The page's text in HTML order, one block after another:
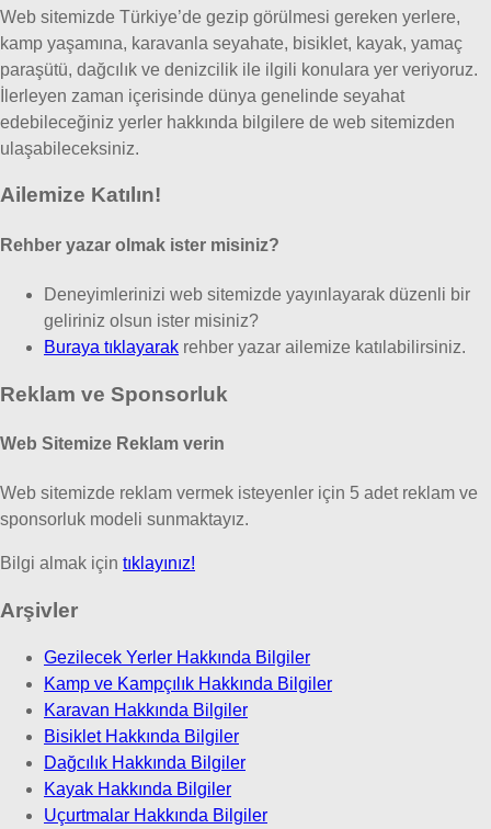
Web sitemizde Türkiye’de gezip görülmesi gereken yerlere,
kamp yaşamına, karavanla seyahate, bisiklet, kayak, yamaç
paraşütü, dağcılık ve denizcilik ile ilgili konulara yer veriyoruz.
İlerleyen zaman içerisinde dünya genelinde seyahat
edebileceğiniz yerler hakkında bilgilere de web sitemizden
ulaşabileceksiniz.
Ailemize Katılın!
Rehber yazar olmak ister misiniz?
Deneyimlerinizi web sitemizde yayınlayarak düzenli bir
geliriniz olsun ister misiniz?
Buraya tıklayarak rehber yazar ailemize katılabilirsiniz.
Reklam ve Sponsorluk
Web Sitemize Reklam verin
Web sitemizde reklam vermek isteyenler için 5 adet reklam ve
sponsorluk modeli sunmaktayız.
Bilgi almak için tıklayınız!
Arşivler
Gezilecek Yerler Hakkında Bilgiler
Kamp ve Kampçılık Hakkında Bilgiler
Karavan Hakkında Bilgiler
Bisiklet Hakkında Bilgiler
Dağcılık Hakkında Bilgiler
Kayak Hakkında Bilgiler
Uçurtmalar Hakkında Bilgiler